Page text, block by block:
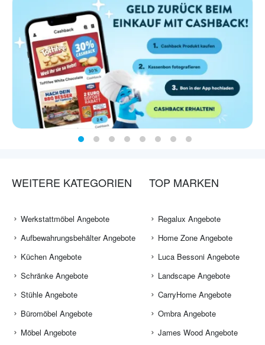
WEITERE KATEGORIEN
Werkstattmöbel Angebote
Aufbewahrungsbehälter Angebote
Küchen Angebote
Schränke Angebote
Stühle Angebote
Büromöbel Angebote
Möbel Angebote
TOP MARKEN
Regalux Angebote
Home Zone Angebote
Luca Bessoni Angebote
Landscape Angebote
CarryHome Angebote
Ombra Angebote
James Wood Angebote